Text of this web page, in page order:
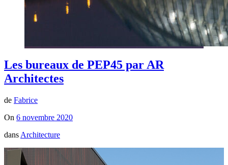
Les bureaux de PEP45 par AR
Architectes
de Fabrice
On 6 novembre 2020
dans Architecture